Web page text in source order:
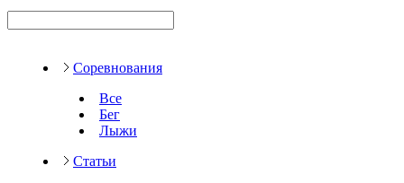
Соревнования
Все
Бег
Лыжи
Статьи